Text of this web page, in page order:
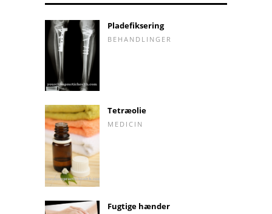
Pladefiksering
BEHANDLINGER
Tetræolie
MEDICIN
Fugtige hænder